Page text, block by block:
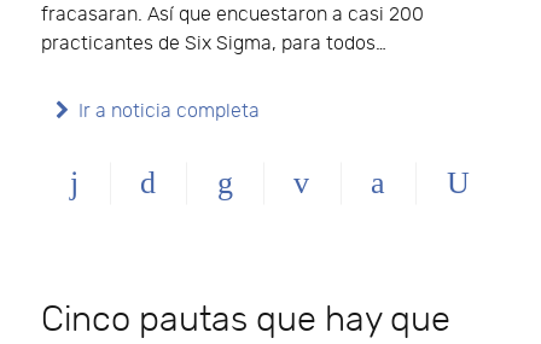
fracasaran. Así que encuestaron a casi 200
practicantes de Six Sigma, para todos…
Ir a noticia completa
Cinco pautas que hay que